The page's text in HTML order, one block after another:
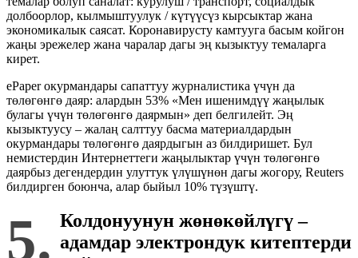
долбоорлор, кылмыштуулук / күтүүсүз кырсыктар жана
экономикалык саясат. Коронавирусту камтууга басым койгон
жаңы эрежелер жана чаралар дагы эң кызыктуу темаларга
кирет.
ePaper окурмандары сапаттуу журналистика үчүн да
төлөгөнгө даяр: алардын 53% «Мен ишенимдүү жаңылык
булагы үчүн төлөгөнгө даярмын» деп белгилейт. Эң
кызыктуусу – жалаң салттуу басма материалдардын
окурмандары төлөгөнгө даярдыгын аз билдиришет. Бул
немистердин Интернеттеги жаңылыктар үчүн төлөгөнгө
даярбыз дегендердин улуттук үлүшүнөн дагы жогору, Reuters
билдирген боюнча, алар быйыл 10% түзүштү.
5. Колдонуунун жөнөкөйлүгү –
адамдар электрондук китептерди